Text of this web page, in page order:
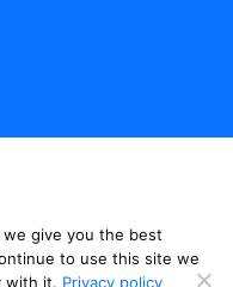
give you the best
to use this site we
with it. Privacy policy